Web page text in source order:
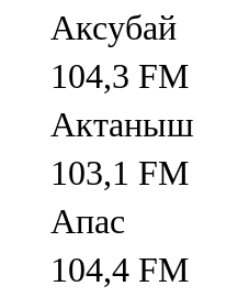
Аксубай
104,3 FM
Актаныш
103,1 FM
Апас
104,4 FM